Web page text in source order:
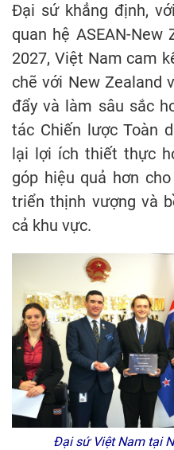
Đại sứ khẳng định,
quan hệ ASEAN-New
2027, Việt Nam cam
chẽ với New Zealand
đẩy và làm sâu sắc
tác Chiến lược Toàn
lại lợi ích thiết thực
góp hiệu quả hơn
triển thịnh vượng và
cả khu vực.
Đại sứ Việt Nam tại